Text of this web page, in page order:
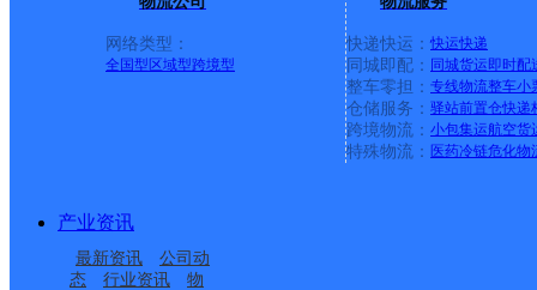
网络类型：
全国型 区域型跨境型
快递快运： 快运快递
同城即配： 同城货运即时配
整车零担： 专线物流整车小
仓储服务： 驿站前置仓快递
跨境物流： 小包集运航空货
特殊物流： 医药冷链危化物
产业资讯
最新资讯
公司动
态
行业资讯
物
分部
山西文水县公司开栅镇